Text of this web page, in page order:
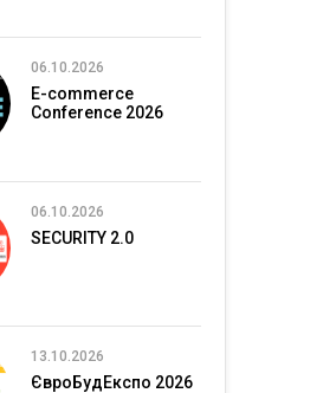
06.10.2026
E-commerce
Conference 2026
06.10.2026
SECURITY 2.0
13.10.2026
ЄвроБудЕкспо 2026